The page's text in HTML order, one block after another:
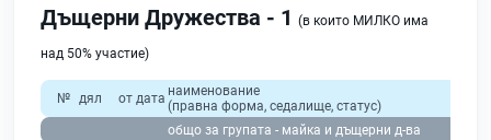
Дъщерни Дружества - 1 (в които МИЛКО има
над 50% участие)
№ дял от дата наименование
(правна форма, седалище, статус)
общо за групата - майка и дъщерни д-ва